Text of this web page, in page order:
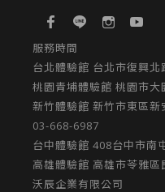
服務時間
台北體驗館 台北市復興
桃園青埔體驗館 桃園市
新竹體驗館 新竹市東區
03-668-6987
台中體驗館​ 408台中市南
高雄體驗館 高雄市苓雅
沃辰企業有限公司